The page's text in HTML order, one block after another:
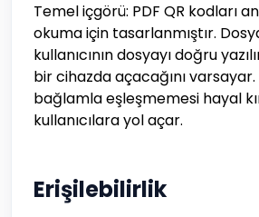
Temel içgörü: PDF QR kodları
okuma için tasarlanmıştır.
kullanıcının dosyayı doğru
bir cihazda açacağını
bağlamla eşleşmemesi hayal
kullanıcılara yol açar.
Erişilebilirlik